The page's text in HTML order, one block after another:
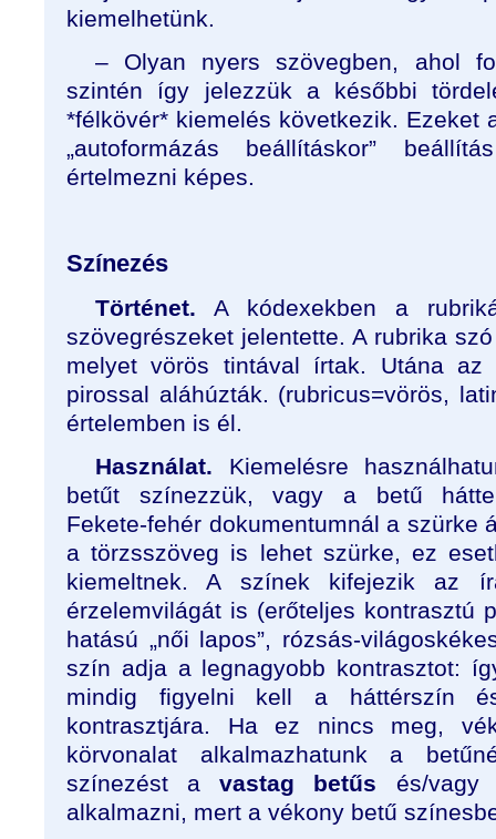
kiemelhetünk.
– Olyan nyers szövegben, ahol
szintén így jelezzük a későbbi
*félkövér* kiemelés következik. Ezeket
„autoformázás beállításkor”
értelmezni képes.
Színezés
Történet. A kódexekben a
szövegrészeket jelentette. A rubrika
melyet vörös tintával írtak. Utána
pirossal aláhúzták. (rubricus=vörös,
értelemben is él.
Használat. Kiemelésre
betűt színezzük, vagy a betű
Fekete-fehér dokumentumnál a szürke
a törzsszöveg is lehet szürke, ez
kiemeltnek. A színek kifejezik az
érzelemvilágát is (erőteljes kontrasztú
hatású „női lapos”, rózsás-
szín adja a legnagyobb kontrasztot:
mindig figyelni kell a háttérszín
kontrasztjára. Ha ez nincs meg,
körvonalat alkalmazhatunk a
színezést avastag betűs és/vagy
alkalmazni, mert a vékony betű